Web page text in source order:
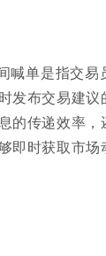
喊单是指交易
发布交易建议
的传递效率，
即时获取市场